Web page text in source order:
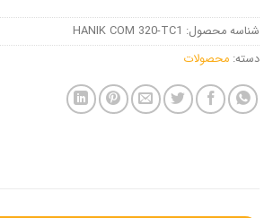
شناسه محصول: HANIK COM 320-TC1
دسته: محصولات